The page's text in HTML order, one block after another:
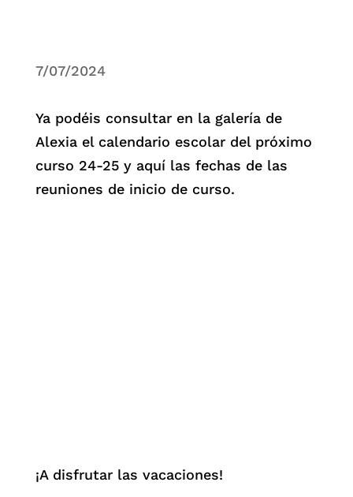
7/07/2024
Ya podéis consultar en la galería de
Alexia el calendario escolar del próximo
curso 24-25 y aquí las fechas de las
reuniones de inicio de curso.
¡A disfrutar las vacaciones!